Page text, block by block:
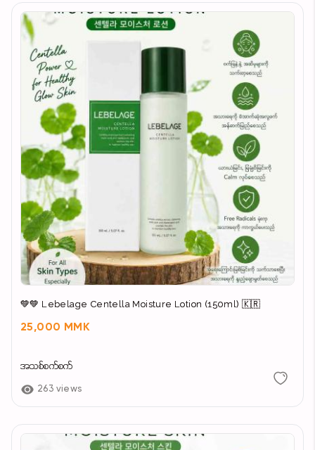
💚💚 Lebelage Centella Moisture Lotion (150ml) 🇰🇷
25,000 MMK
အသစ်စက်စက်
263 views